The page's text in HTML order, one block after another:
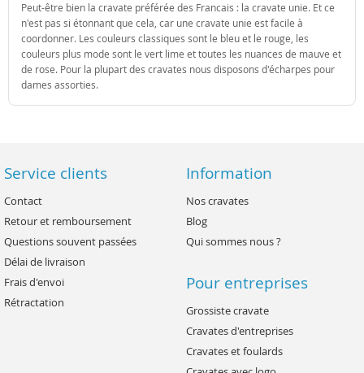
Peut-être bien la cravate préférée des Francais : la cravate unie. Et ce
n'est pas si étonnant que cela, car une cravate unie est facile à
coordonner. Les couleurs classiques sont le bleu et le rouge, les
couleurs plus mode sont le vert lime et toutes les nuances de mauve et
de rose. Pour la plupart des cravates nous disposons d'écharpes pour
dames assorties.
Service clients
Contact
Retour et remboursement
Questions souvent passées
Délai de livraison
Frais d'envoi
Rétractation
Information
Nos cravates
Blog
Qui sommes nous ?
Pour entreprises
Grossiste cravate
Cravates d'entreprises
Cravates et foulards